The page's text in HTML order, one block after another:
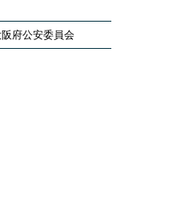
府公安委員会